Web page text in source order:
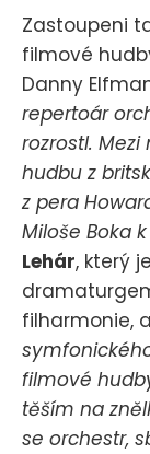
Zastoupeni
filmové
Danny
repertoár
rozrostl.
hudbu z
z pera
Miloše Boka
Lehár, který
filharmonie,
filmové
těším na
se orchestr,